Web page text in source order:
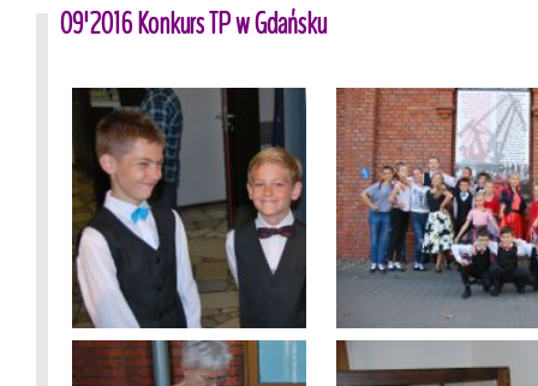
09'2016 Konkurs TP w Gdańsku